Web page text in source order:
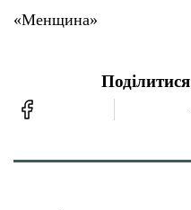
«Менщина»